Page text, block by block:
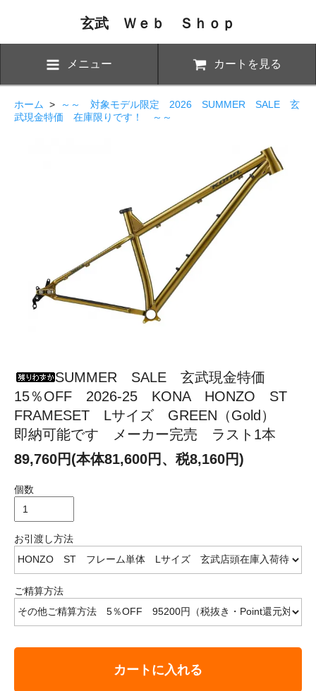
玄武 Ｗｅｂ Ｓｈｏｐ
メニュー カートを見る
ホーム >
～～ 対象モデル限定 2026 SUMMER SALE 玄
武現金特価 在庫限りです！ ～～
SUMMER SALE 玄武現金特価
15％OFF 2026-25 KONA HONZO ST
FRAMESET Lサイズ GREEN（Gold）
即納可能です メーカー完売 ラスト1本
89,760円(本体81,600円、税8,160円)
個数
お引渡し方法
ご精算方法
カートに入れる